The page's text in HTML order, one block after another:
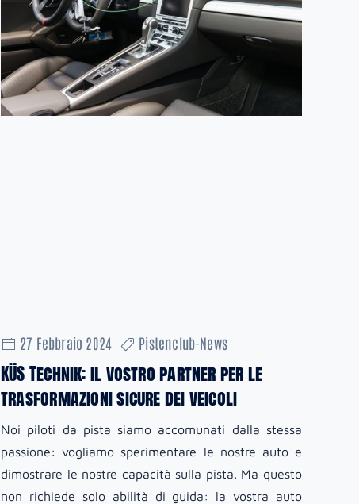
27 Febbraio 2024 Pistenclub-News
KÜS Technik: il vostro partner per le
trasformazioni sicure dei veicoli
Noi piloti da pista siamo accomunati dalla stessa
passione: vogliamo sperimentare le nostre auto e
dimostrare le nostre capacità sulla pista. Ma questo
non richiede solo abilità di guida: la vostra auto